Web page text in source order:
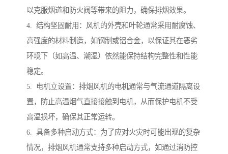
以克服烟道和防火阀等带来的阻力，确保排烟效果。
4. 结构坚固耐用：风机的外壳和叶轮通常采用耐腐蚀、
高强度的材料制造，如钢制或铝合金，以保证其在恶劣
环境下（如高温、潮湿）依然能保持结构完整性和性能
稳定。
5. 电机立设置：排烟风机的电机通常与气流通道隔离设
置，防止高温烟气直接接触到电机，从而保护电机不受
高温损坏，确保其正常运转。
6. 具备多种启动方式：为了应对火灾时可能出现的复杂
情况，排烟风机通常支持多种启动方式，如通过消防控